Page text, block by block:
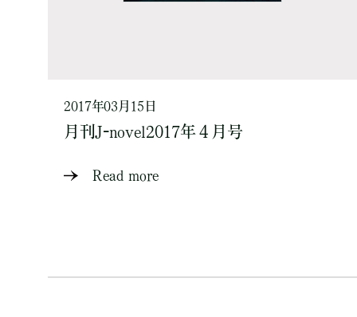
2017年03月15日
月刊J-novel2017年４月号
Read more